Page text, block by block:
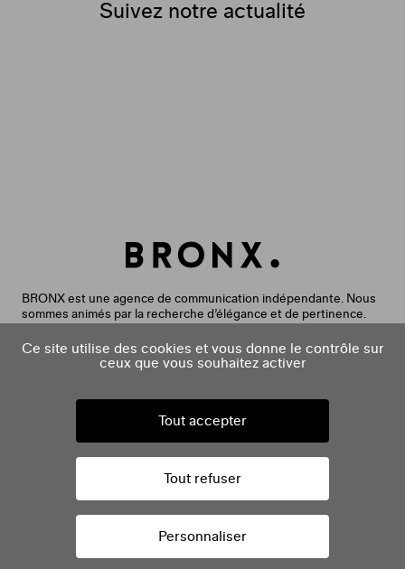
BRONX est une agence de communication indépendante. Nous
sommes animés par la recherche d’élégance et de pertinence.
et la communication plus utile. Nous accompagnons nos clients
dans leurs projets créatifs, éditoriaux et digitaux. Nos expertises
contenus pour créer des dispositifs qui fidélisent, suscitent le
facebook
instagram
linkedin
vimeo
Suivez notre actualité
Mentions légales
Politique de Confidentialité
Gestion des cookies
Ce site utilise des cookies et vous donne le contrôle sur
ceux que vous souhaitez activer
Tout accepter
Tout refuser
Personnaliser